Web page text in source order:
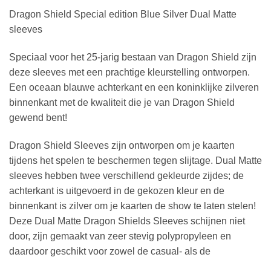
Dragon Shield Special edition Blue Silver Dual Matte
sleeves
Speciaal voor het 25-jarig bestaan van Dragon Shield zijn
deze sleeves met een prachtige kleurstelling ontworpen.
Een oceaan blauwe achterkant en een koninklijke zilveren
binnenkant met de kwaliteit die je van Dragon Shield
gewend bent!
Dragon Shield Sleeves zijn ontworpen om je kaarten
tijdens het spelen te beschermen tegen slijtage. Dual Matte
sleeves hebben twee verschillend gekleurde zijdes; de
achterkant is uitgevoerd in de gekozen kleur en de
binnenkant is zilver om je kaarten de show te laten stelen!
Deze Dual Matte Dragon Shields Sleeves schijnen niet
door, zijn gemaakt van zeer stevig polypropyleen en
daardoor geschikt voor zowel de casual- als de